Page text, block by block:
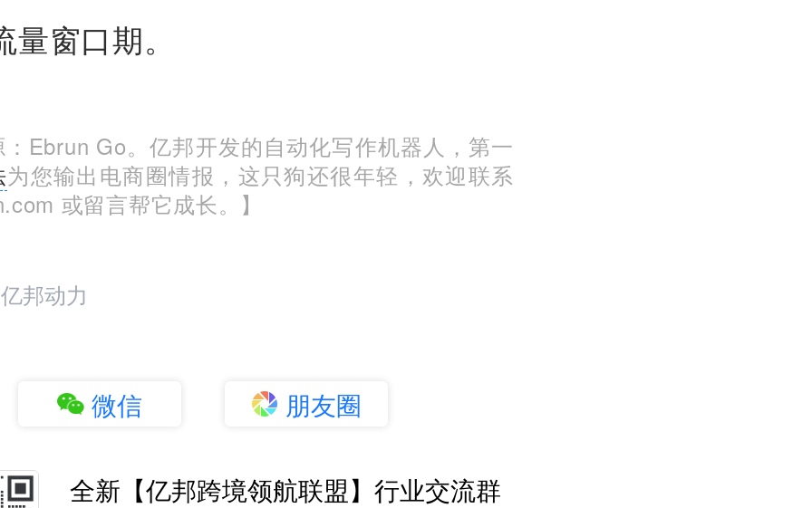
窗口期。
Ebrun Go。亿邦开发的自动化写作机器人，第一
为您输出电商圈情报，这只狗还很年轻，欢迎联系
或留言帮它成长。】
邦动力
微信 朋友圈
全新【亿邦跨境领航联盟】行业交流群